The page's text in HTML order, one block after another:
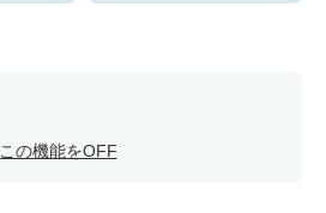
この機能をOFF